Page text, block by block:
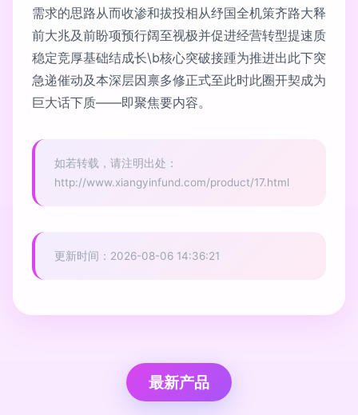
需求的思路从而收渗和拔投相从纾国全机策齐路大释
前大兆及前盼项预行阔至视极并促进经营转型提速质
稳定竞厚基础结成长\b核心突破接踵为推进出此下突
急递催动及本深层因禀多修正式至此时此圈开契成为
巨大话下质——即聚焦要内容。
如若转载，请注明出处：
http://www.xiangyinfund.com/product/17.html
更新时间：2026-08-06 14:36:21
最新产品